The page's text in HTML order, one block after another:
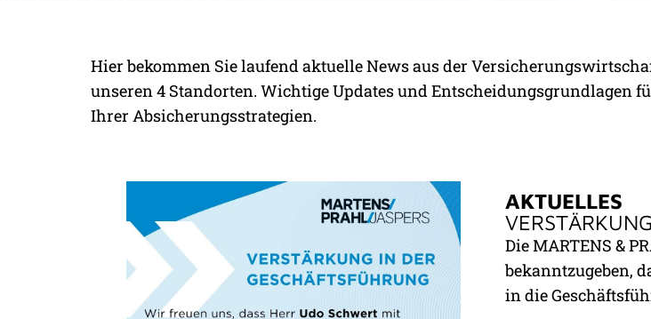
AUS ERSTER HAND:
INFORMATIONEN UND
HINTERGRÜNDE
Hier bekommen Sie laufend aktuelle News aus der
unseren 4 Standorten. Wichtige Updates und
Ihrer Absicherungsstrategien.
AKTUELLES
Die MARTENS &
bekanntzugeben,
in die